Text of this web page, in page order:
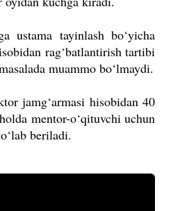
ustama tayinlash bo‘yicha
rag‘batlantirish tartibi
muammo bo‘lmaydi.
jamg‘armasi hisobidan 40
mentor-o‘qituvchi uchun
beriladi.